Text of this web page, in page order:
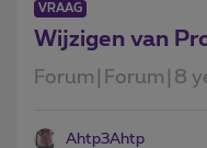
VRAAG
Wijzigen van
Forum|Forum|8
Ahtp3Ahtp